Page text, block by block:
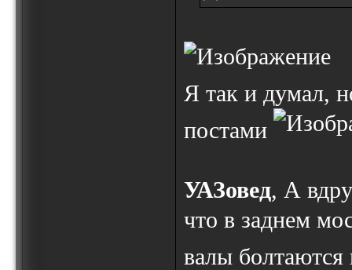
Я так и думал,
постами
УАЗовед, А
что в заднем
валы болтаются